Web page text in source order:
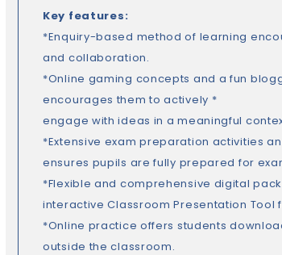
Key features:
*Enquiry-based method of learning
and collaboration.
*Online gaming concepts and a fun
encourages them to actively *
engage with ideas in a meaningful
*Extensive exam preparation activities
ensures pupils are fully prepared for
*Flexible and comprehensive digital
interactive Classroom Presentation
*Online practice offers students
outside the classroom.